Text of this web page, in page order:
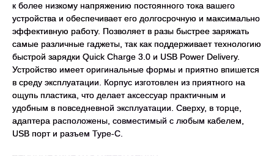
к более низкому напряжению постоянного тока вашего
устройства и обеспечивает его долгосрочную и максимально
эффективную работу. Позволяет в разы быстрее заряжать
самые различные гаджеты, так как поддерживает технологию
быстрой зарядки Quick Charge 3.0 и USB Power Delivery.
Устройство имеет оригинальные формы и приятно впишется
в среду эксплуатации. Корпус изготовлен из приятного на
ощупь пластика, что делает аксессуар практичным и
удобным в повседневной эксплуатации. Сверху, в торце,
адаптера расположены, совместимый с любым кабелем,
USB порт и разъем Type-C.